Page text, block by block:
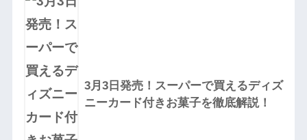
3月3日発売！スーパーで買えるディズ
ニーカード付きお菓子を徹底解説！